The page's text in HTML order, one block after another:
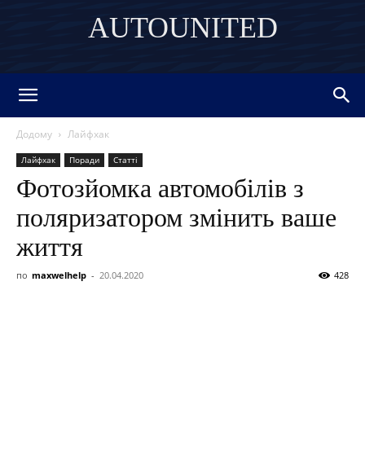
AUTOUNITED
Додому Лайфхак
Лайфхак Поради Статті
Фотозйомка автомобілів з
поляризатором змінить ваше
життя
по maxwelhelp - 20.04.2020 428